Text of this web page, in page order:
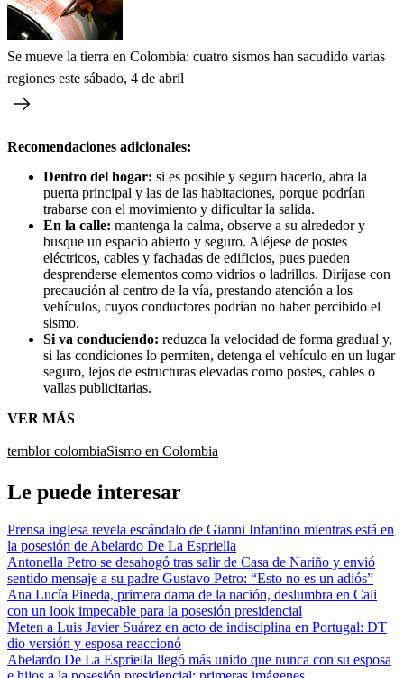
Se mueve la tierra en Colombia: cuatro sismos han sacudido varias
regiones este sábado, 4 de abril
Recomendaciones adicionales:
Dentro del hogar: si es posible y seguro hacerlo, abra la
puerta principal y las de las habitaciones, porque podrían
trabarse con el movimiento y dificultar la salida.
En la calle: mantenga la calma, observe a su alrededor y
busque un espacio abierto y seguro. Aléjese de postes
eléctricos, cables y fachadas de edificios, pues pueden
desprenderse elementos como vidrios o ladrillos. Diríjase con
precaución al centro de la vía, prestando atención a los
vehículos, cuyos conductores podrían no haber percibido el
sismo.
Si va conduciendo: reduzca la velocidad de forma gradual y,
si las condiciones lo permiten, detenga el vehículo en un lugar
seguro, lejos de estructuras elevadas como postes, cables o
vallas publicitarias.
VER MÁS
temblor colombiaSismo en Colombia
Le puede interesar
Prensa inglesa revela escándalo de Gianni Infantino mientras está en
la posesión de Abelardo De La Espriella
Antonella Petro se desahogó tras salir de Casa de Nariño y envió
sentido mensaje a su padre Gustavo Petro: “Esto no es un adiós”
Ana Lucía Pineda, primera dama de la nación, deslumbra en Cali
con un look impecable para la posesión presidencial
Meten a Luis Javier Suárez en acto de indisciplina en Portugal: DT
dio versión y esposa reaccionó
Abelardo De La Espriella llegó más unido que nunca con su esposa